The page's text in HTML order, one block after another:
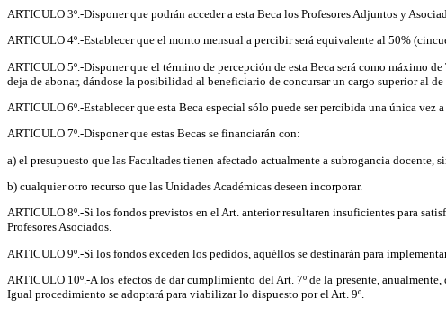
ARTICULO 3º.-Disponer que podrán acceder a esta Beca los Profesores Adjuntos y
ARTICULO 4º.-Establecer que el monto mensual a percibir será equivalente al 50%
ARTICULO 5º.-Disponer que el término de percepción de esta Beca será como máximo
deja de abonar, dándose la posibilidad al beneficiario de concursar un cargo superior al
ARTICULO 6º.-Establecer que esta Beca especial sólo puede ser percibida una única vez
ARTICULO 7º.-Disponer que estas Becas se financiarán con:
a) el presupuesto que las Facultades tienen afectado actualmente a subrogancia docente,
b) cualquier otro recurso que las Unidades Académicas deseen incorporar.
ARTICULO 8º.-Si los fondos previstos en el Art. anterior resultaren insuficientes para
Profesores Asociados.
ARTICULO 9º.-Si los fondos exceden los pedidos, aquéllos se destinarán para
ARTICULO 10º.-A los efectos de dar cumplimiento del Art. 7º de la presente,
Igual procedimiento se adoptará para viabilizar lo dispuesto por el Art. 9º.